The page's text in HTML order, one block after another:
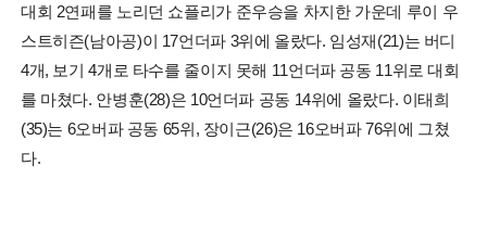
대회 2연패를 노리던 쇼플리가 준우승을 차지한 가운데 루이 우
스트히즌(남아공)이 17언더파 3위에 올랐다. 임성재(21)는 버디
4개, 보기 4개로 타수를 줄이지 못해 11언더파 공동 11위로 대회
를 마쳤다. 안병훈(28)은 10언더파 공동 14위에 올랐다. 이태희
(35)는 6오버파 공동 65위, 장이근(26)은 16오버파 76위에 그쳤
다.